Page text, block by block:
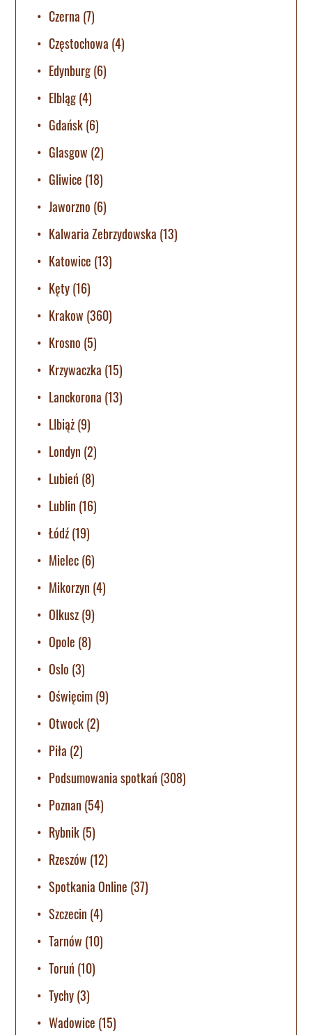
Czerna (7)
Częstochowa (4)
Edynburg(6)
Elbląg(4)
Gdańsk(6)
Glasgow (2)
Gliwice (18)
Jaworzno (6)
Kalwaria Zebrzydowska (13)
Katowice (13)
Kęty(16)
Krakow (360)
Krosno (5)
Krzywaczka (15)
Lanckorona (13)
LIbiąż(9)
Londyn (2)
Lubień (8)
Lublin (16)
Łódź(19)
Mielec(6)
Mikorzyn (4)
Olkusz(9)
Opole (8)
Oslo (3)
Oświęcim(9)
Otwock(2)
Piła (2)
Podsumowania spotkań (308)
Poznan (54)
Rybnik(5)
Rzeszów (12)
Spotkania Online (37)
Szczecin (4)
Tarnów (10)
Toruń (10)
Tychy(3)
Wadowice (15)